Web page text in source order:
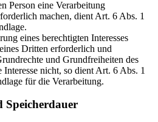
Person eine Verarbeitung
machen, dient Art. 6 Abs. 1
eines berechtigten Interesses
Dritten erforderlich und
und Grundfreiheiten des
Interesse nicht, so dient Art. 6 Abs. 1
für die Verarbeitung.
Speicherdauer